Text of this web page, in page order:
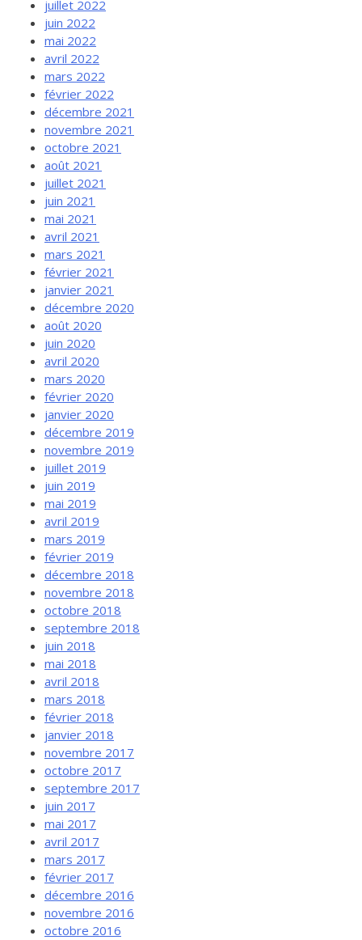
juillet 2022
juin 2022
mai 2022
avril 2022
mars 2022
février 2022
décembre 2021
novembre 2021
octobre 2021
août 2021
juillet 2021
juin 2021
mai 2021
avril 2021
mars 2021
février 2021
janvier 2021
décembre 2020
août 2020
juin 2020
avril 2020
mars 2020
février 2020
janvier 2020
décembre 2019
novembre 2019
juillet 2019
juin 2019
mai 2019
avril 2019
mars 2019
février 2019
décembre 2018
novembre 2018
octobre 2018
septembre 2018
juin 2018
mai 2018
avril 2018
mars 2018
février 2018
janvier 2018
novembre 2017
octobre 2017
septembre 2017
juin 2017
mai 2017
avril 2017
mars 2017
février 2017
décembre 2016
novembre 2016
octobre 2016